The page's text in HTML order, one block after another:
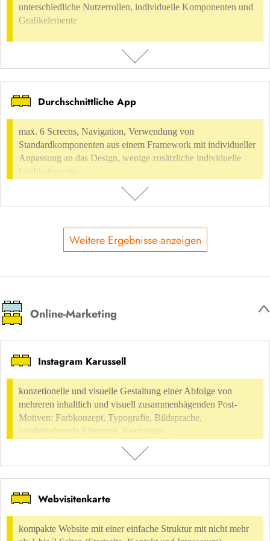
möglich
ENTHALTEN IN
Digitale Information/Werbung
Kommunikationsdesign Präsentationen, Information, Infografik Grafische
Darstellungen
unterschiedliche Nutzerrollen, individuelle Komponenten und
Grafikelemente
BESCHREIBUNG
max. 10 Screens, komplexe Navigation, eigene Komponenten,
unterschiedliche Nutzerrollen, individuelle Komponenten und
Grafikelemente
Digital Environment Software, Application Design UI-Design
Durchschnittliche App
max. 6 Screens, Navigation, Verwendung von
Standardkomponenten aus einem Framework mit individueller
Anpassung an das Design, wenige zusätzliche individuelle
Grafikelemente
NUTZUNGSVERGÜTUNG
nicht möglich
ENTHALTEN IN
Digital Environment Software, Application Design UI-Design
Weitere Ergebnisse anzeigen
Online-Marketing
Instagram Karussell
konzetionelle und visuelle Gestaltung einer Abfolge von
mehreren inhaltlich und visuell zusammenhägenden Post-
Motiven: Farbkonzept, Typografie, Bildsprache,
wiederkehrende Elemente, Keyvisuals …
BESCHREIBUNG
konzetionelle und visuelle Gestaltung einer Abfolge von mehreren
inhaltlich und visuell zusammenhägenden Post-Motiven: Farbkonzept,
Webvisitenkarte
kompakte Website mit einer einfache Struktur mit nicht mehr